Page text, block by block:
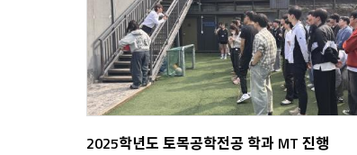
2025학년도 토목공학전공 학과 MT 진행